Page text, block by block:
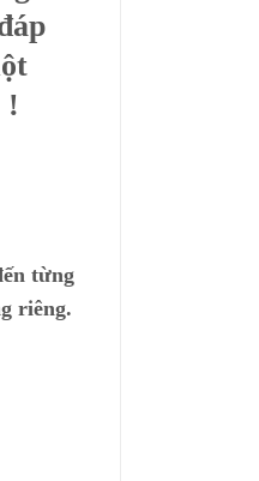
!
từng
riêng.